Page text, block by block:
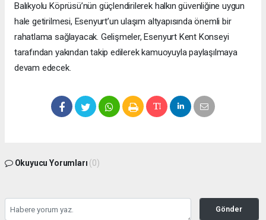
Balıkyolu Köprüsü’nün güçlendirilerek halkın güvenliğine uygun
hale getirilmesi, Esenyurt’un ulaşım altyapısında önemli bir
rahatlama sağlayacak. Gelişmeler, Esenyurt Kent Konseyi
tarafından yakından takip edilerek kamuoyuyla paylaşılmaya
devam edecek.
Okuyucu Yorumları (0)
Gönder